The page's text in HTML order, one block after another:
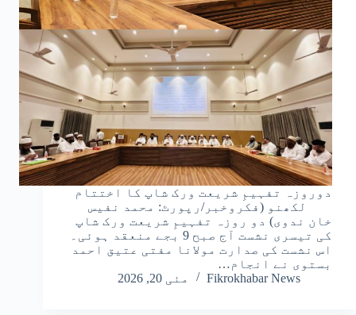
دوروزہ تفہیمِ شریعت ورک شاپ کا اختتام
لکھنو (فکروخبر/رپورٹ: محمد نفیس
خان ندوی) دو روزہ تفہیمِ شریعت ورک شاپ
کی تیسری نشست آج صبح 9 بجے منعقد ہوئی۔
اس نشست کی صدارت مولانا مفتی عتیق احمد
بستوی نے انجام…
Fikrokhabar News
مئی 20, 2026